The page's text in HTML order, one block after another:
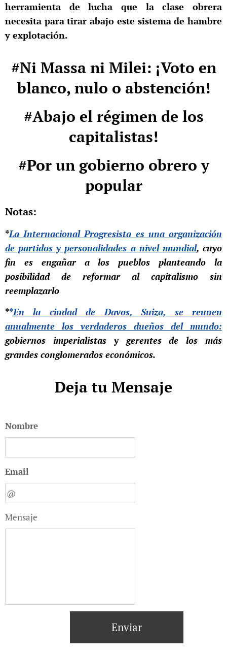
herramienta de lucha que la clase obrera
necesita para tirar abajo este sistema de hambre
y explotación.
#Ni Massa ni Milei: ¡Voto en
blanco, nulo o abstención!
#Abajo el régimen de los
capitalistas!
#Por un gobierno obrero y
popular
Notas:
*La Internacional Progresista es una organización
de partidos y personalidades a nivel mundial, cuyo
fin es engañar a los pueblos planteando la
posibilidad de reformar al capitalismo sin
reemplazarlo
**En la ciudad de Davos, Suiza, se reunen
anualmente los verdaderos dueños del mundo:
gobiernos imperialistas y gerentes de los más
grandes conglomerados económicos.
Deja tu Mensaje
Nombre
Email
Mensaje
Enviar